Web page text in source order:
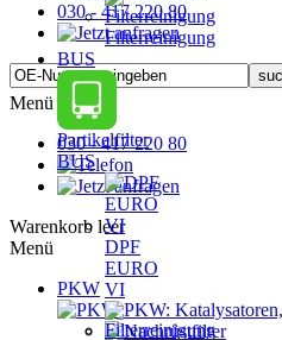
Filterreinigung
BUS
Partikelfilter
BUS
DPF
EURO
VI
030 - 417 220 80
Menü
030 - 417 220 80
Warenkorb leer
Menü
PKW
PKW: